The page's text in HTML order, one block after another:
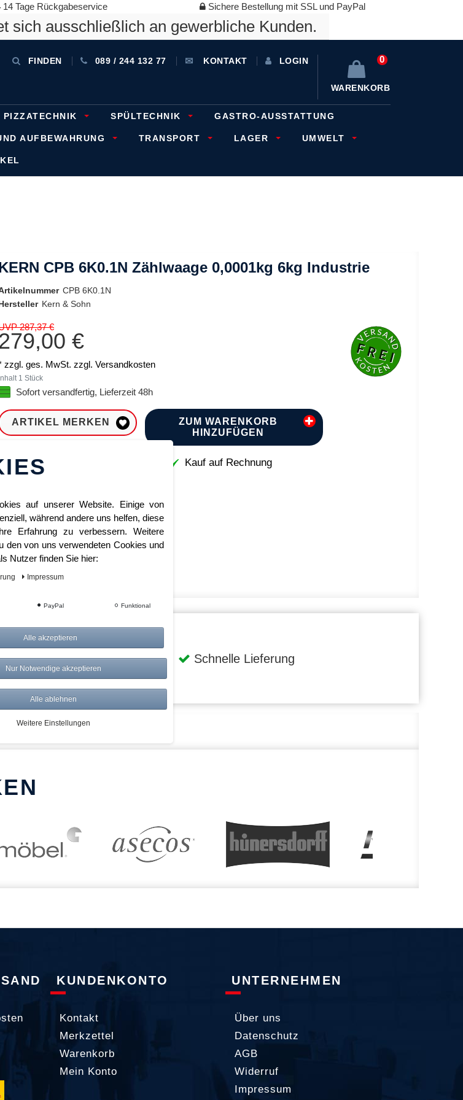
14 Tage Rückgabeservice Sichere Bestellung mit SSL und PayPal
sich ausschließlich an gewerbliche Kunden.
FINDEN 089 / 244 132 77 KONTAKT LOGIN 0
WARENKORB
PIZZATECHNIK SPÜLTECHNIK GASTRO-AUSSTATTUNG
AUFBEWAHRUNG TRANSPORT LAGER UMWELT
CPB 6K0.1N Zählwaage 0,0001kg 6kg Industrie
CPB 6K0.1N
Kern & Sohn
287,37 €
€
zzgl. ges. MwSt. zzgl. Versandkosten
Inhalt 1 Stück
Sofort versandfertig, Lieferzeit 48h
ARTIKEL MERKEN
ZUM WARENKORB
HINZUFÜGEN
Sofort lieferbar Kauf auf Rechnung
Tage Rückgabe
Artikel
Schnelle Lieferung
KUNDENKONTO
Kontakt
Merkzettel
Warenkorb
Mein Konto
UNTERNEHMEN
Über uns
Datenschutz
AGB
Widerruf
Impressum
auf unserer Website. Einige von
während andere uns helfen, diese
Erfahrung zu verbessern. Weitere
den von uns verwendeten Cookies und
Nutzer finden Sie hier:
Impressum
PayPal Funktional
Alle akzeptieren
Nur Notwendige akzeptieren
Alle ablehnen
Weitere Einstellungen